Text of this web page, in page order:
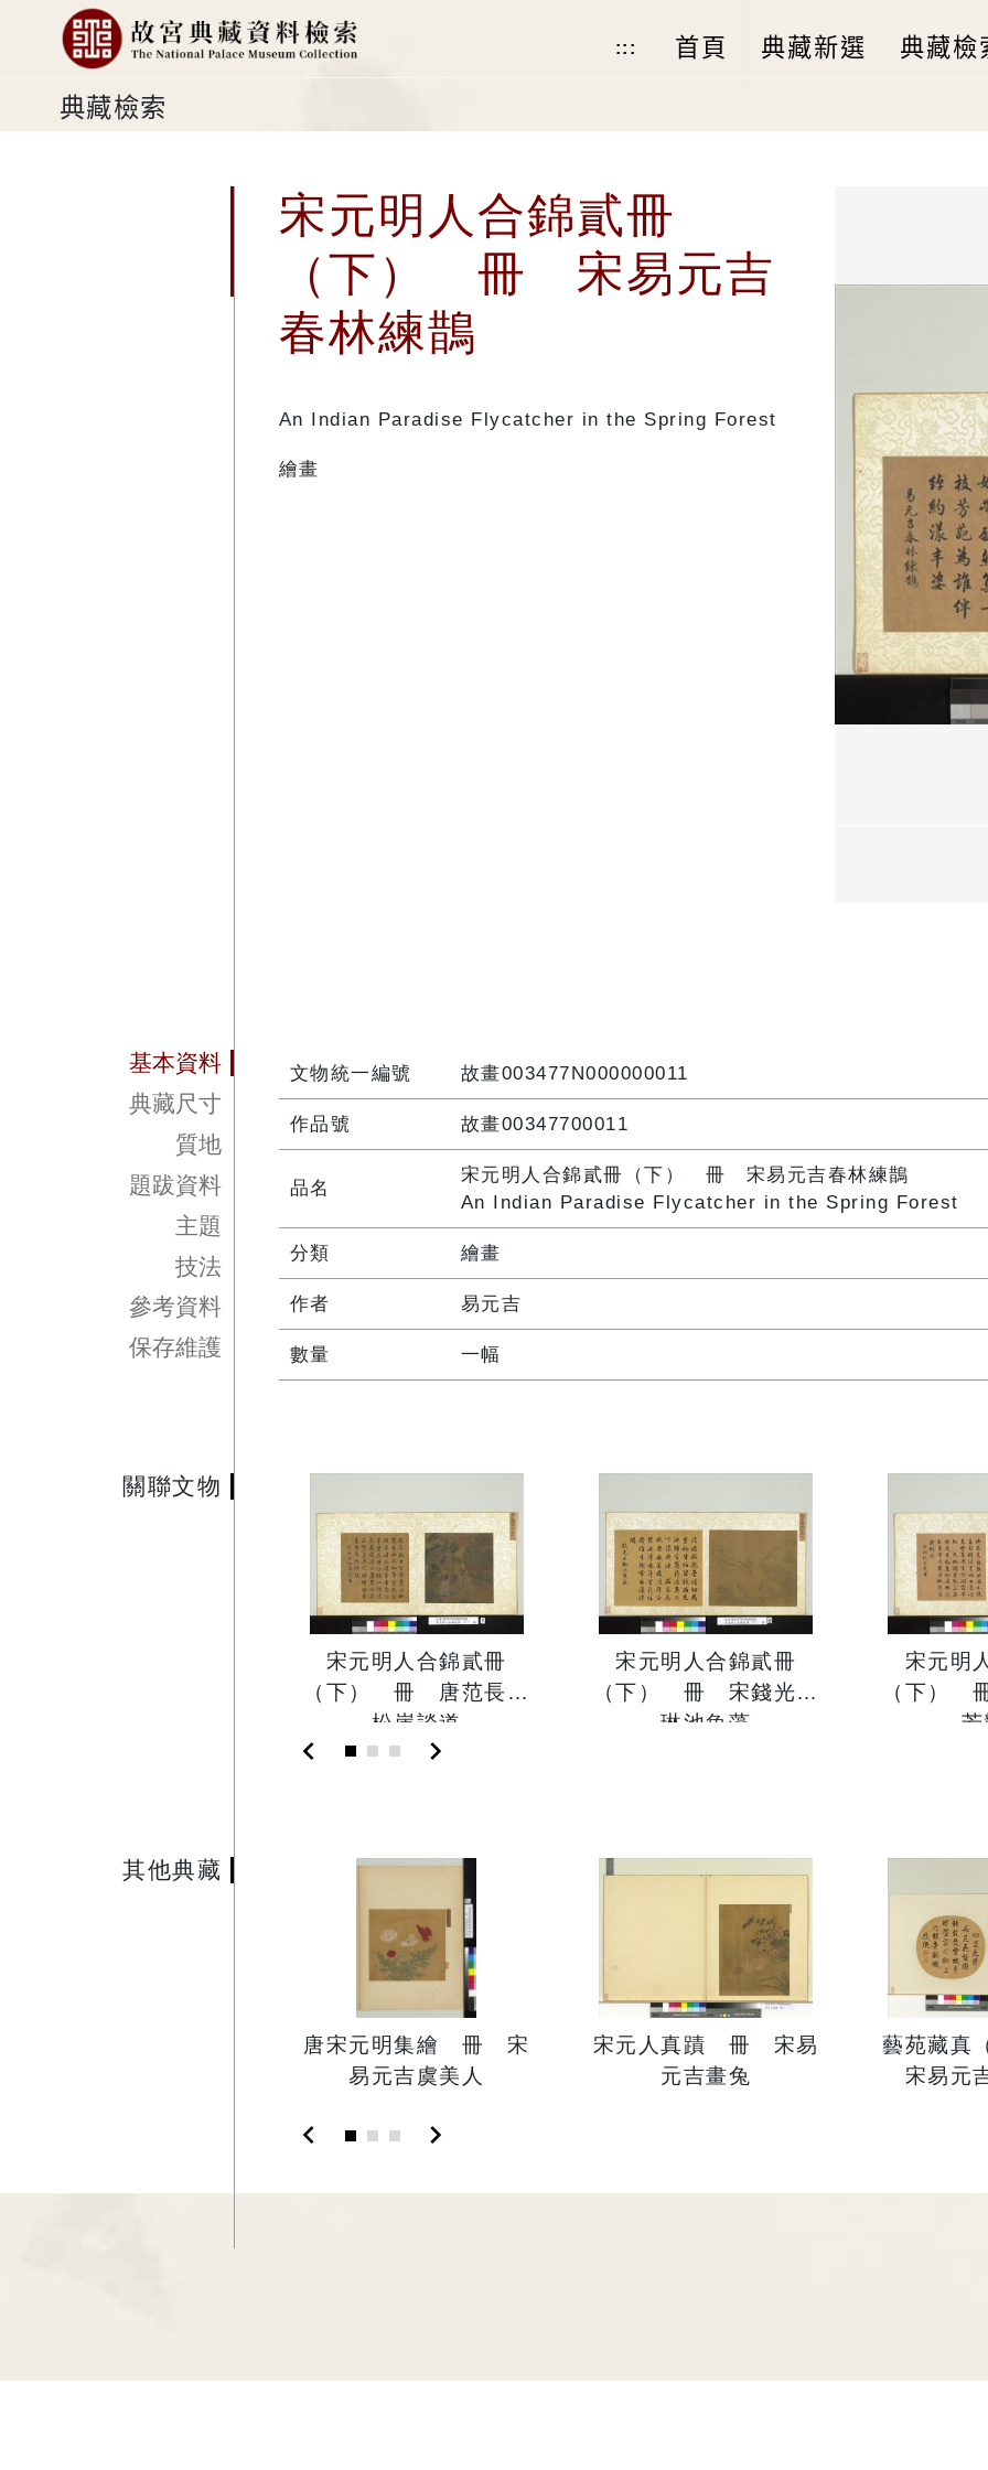
::: 首頁 典藏新選 典藏檢
典藏檢索
宋元明人合錦貳冊
（下） 冊 宋易元吉
春林練鵲
An Indian Paradise Flycatcher in the Spring Forest
繪畫
基本資料
典藏尺寸
質地
題跋資料
主題
技法
參考資料
保存維護
文物統一編號 故畫003477N000000011
作品號 故畫00347700011
品名
宋元明人合錦貳冊（下） 冊 宋易元吉春林練鵲
An Indian Paradise Flycatcher in the Spring Forest
分類 繪畫
作者 易元吉
數量 一幅
關聯文物
宋元明人合錦貳冊
（下） 冊 唐范長壽
松崖談道
宋元明人合錦貳冊
（下） 冊 宋錢光甫
琳池魚藻
宋元明
（下）
芳
chevron_left chevron_right
其他典藏
唐宋元明集繪 冊 宋
易元吉虞美人
宋元人真蹟 冊 宋易
元吉畫兔
藝苑藏
宋易元
chevron_left chevron_right